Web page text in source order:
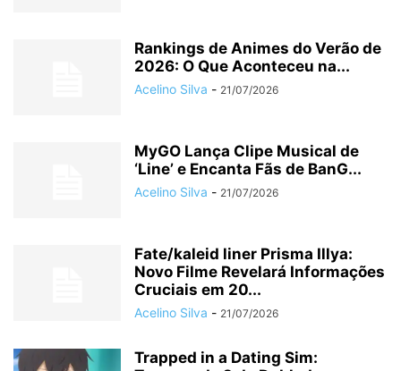
Rankings de Animes do Verão de
2026: O Que Aconteceu na...
Acelino Silva - 21/07/2026
MyGO Lança Clipe Musical de
‘Line’ e Encanta Fãs de BanG...
Acelino Silva - 21/07/2026
Fate/kaleid liner Prisma Illya:
Novo Filme Revelará Informações
Cruciais em 20...
Acelino Silva - 21/07/2026
Trapped in a Dating Sim: